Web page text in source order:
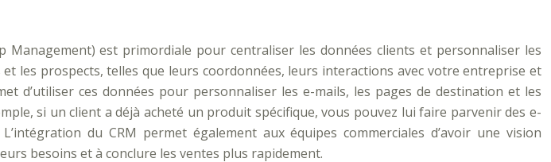
est primordiale pour centraliser les données clients et personnaliser les
les prospects, telles que leurs coordonnées, leurs interactions avec votre entreprise et
d’utiliser ces données pour personnaliser les e-mails, les pages de destination et les
si un client a déjà acheté un produit spécifique, vous pouvez lui faire parvenir des e-
du CRM permet également aux équipes commerciales d’avoir une vision
besoins et à conclure les ventes plus rapidement.